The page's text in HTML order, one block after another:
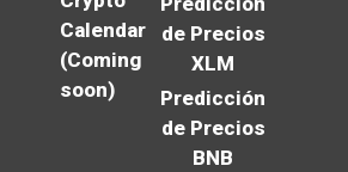
Calendar
(Coming
soon)
de Precios
XLM
Predicción
de Precios
BNB